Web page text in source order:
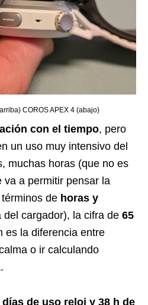
COROS APEX 4 (abajo)
con el tiempo, pero
un uso muy intensivo del
muchas horas (que no es
va a permitir pensar la
de horas y
del cargador), la cifra de 65
es la diferencia entre
o ir calculando
días de uso reloj y 38 h de